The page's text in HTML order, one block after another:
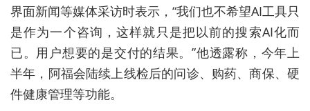
界面新闻等媒体采访时表示，“我们也不希望AI工具只
是作为一个咨询，这样就只是把以前的搜索AI化而
已。用户想要的是交付的结果。”他透露称，今年上
半年，阿福会陆续上线检后的问诊、购药、商保、硬
件健康管理等功能。